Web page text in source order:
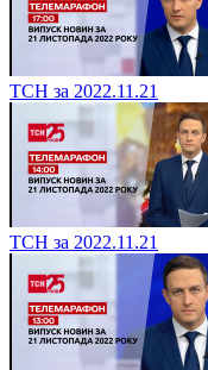
ТСН за 2022.11.21
ТСН за 2022.11.21